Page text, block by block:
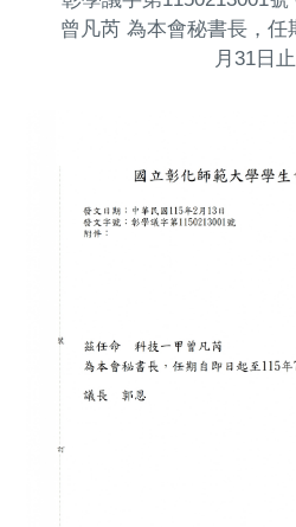
曾凡芮 為本會秘書長，任
月31日止